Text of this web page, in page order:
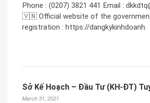
Phone : (0207) 3821 441 Email :
🇻🇳 Official website of the
registration : https://dangkykinhdoanh.
Sở Kế Hoạch – Đầu Tư (KH-ĐT)
March 31, 2021